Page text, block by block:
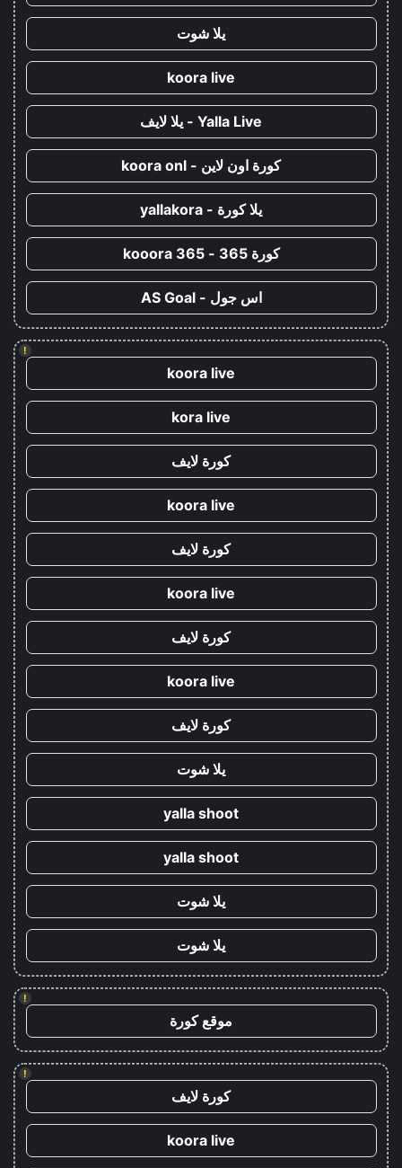
يلا شوت
koora live
Yalla Live - يلا لايف
كورة اون لاين - koora onl
يلا كورة - yallakora
كورة 365 - kooora 365
اس جول - AS Goal
!
koora live
kora live
كورة لايف
koora live
كورة لايف
koora live
كورة لايف
koora live
كورة لايف
يلا شوت
yalla shoot
yalla shoot
يلا شوت
يلا شوت
!
موقع كورة
!
كورة لايف
koora live